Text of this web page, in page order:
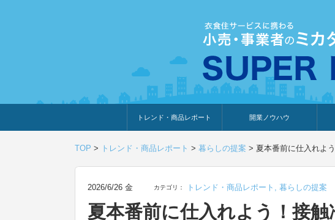
トレンド・商品レポート
トレンド・特集
人気ランキング
出展企業のおすすめ
商品体験・レビュー
暮らしの提案
開業ノウハウ
開業までの道のり
開業知識・情報
TOP > トレンド・商品レポート > 暮らしの提案 > 夏本番前に仕入れよ
2026/6/26 金 カテゴリ： トレンド・商品レポート , 暮らしの提案
夏本番前に仕入れよう！接